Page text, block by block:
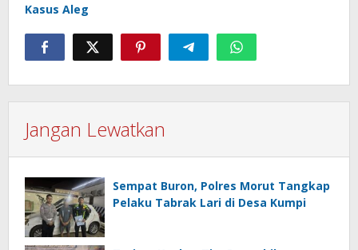
Kasus Aleg
Jangan Lewatkan
Sempat Buron, Polres Morut Tangkap
Pelaku Tabrak Lari di Desa Kumpi